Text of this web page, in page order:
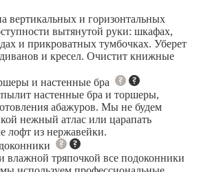
вертикальных и горизонтальных
вытянутой руки: шкафах,
и прикроватных тумбочках. Уберет
и кресел. Очистит книжные
и настенные бра
настенные бра и торшеры,
абажуров. Мы не будем
нежный атлас или царапать
лофт из нержавейки.
влажной тряпочкой все подоконники